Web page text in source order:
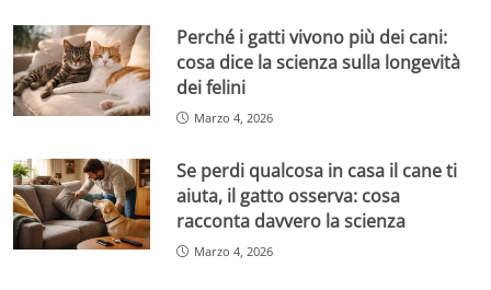
Perché i gatti vivono più dei cani:
cosa dice la scienza sulla longevità
dei felini
Marzo 4, 2026
Se perdi qualcosa in casa il cane ti
aiuta, il gatto osserva: cosa
racconta davvero la scienza
Marzo 4, 2026